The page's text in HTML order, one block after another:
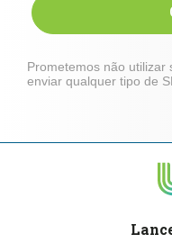
Prometemos não utilizar
enviar qualquer tipo de